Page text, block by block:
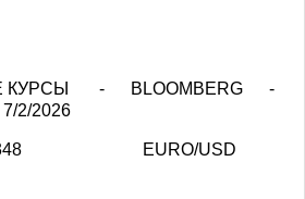
КУРСЫ - BLOOMBERG -
7/2/2026
EURO/USD